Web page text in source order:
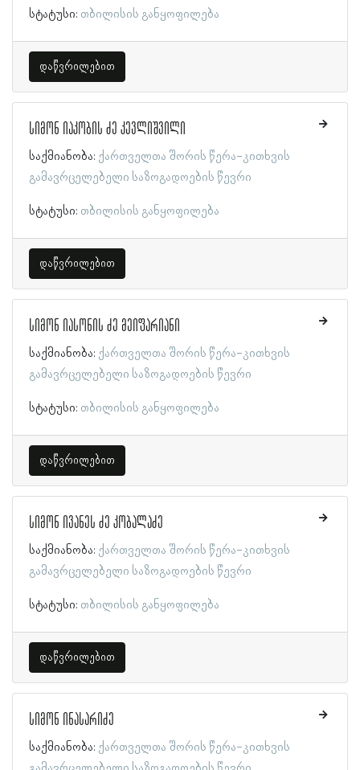
სტატუსი: თბილისის განყოფილება
დაწვრილებით
სიმონ იაკობის ძე კევლიშვილი
საქმიანობა: ქართველთა შორის წერა-კითხვის
გამავრცელებელი საზოგადოების წევრი
სტატუსი: თბილისის განყოფილება
დაწვრილებით
სიმონ იასონის ძე მეიფარიანი
საქმიანობა: ქართველთა შორის წერა-კითხვის
გამავრცელებელი საზოგადოების წევრი
სტატუსი: თბილისის განყოფილება
დაწვრილებით
სიმონ ივანეს ძე კობალაძე
საქმიანობა: ქართველთა შორის წერა-კითხვის
გამავრცელებელი საზოგადოების წევრი
სტატუსი: თბილისის განყოფილება
დაწვრილებით
სიმონ ინასარიძე
საქმიანობა: ქართველთა შორის წერა-კითხვის